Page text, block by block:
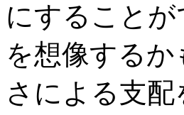
にすること
を想像する
さによる支